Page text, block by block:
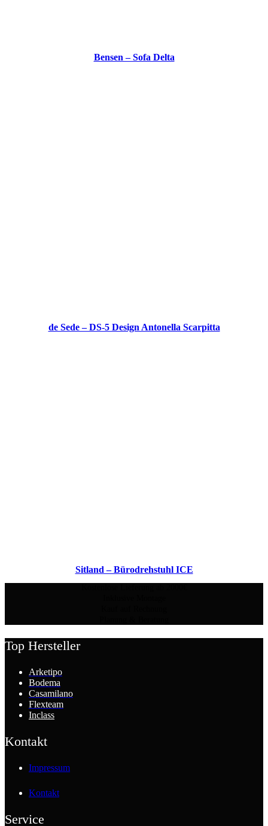
Bensen – Sofa Delta
de Sede – DS-5 Design Antonella Scarpitta
Sitland – Bürodrehstuhl ICE
Top Hersteller
Arketipo
Bodema
Casamilano
Flexteam
Inclass
Kontakt
Impressum
Kontakt
Service